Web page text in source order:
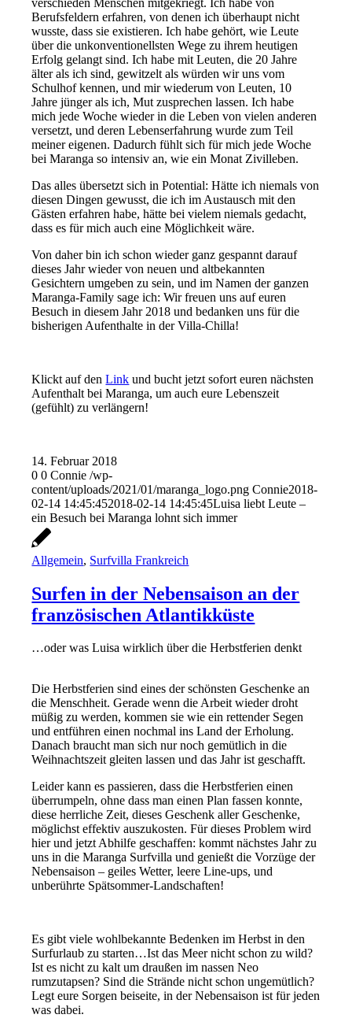
Berufsfeldern erfahren, von denen ich überhaupt nicht
wusste, dass sie existieren. Ich habe gehört, wie Leute
über die unkonventionellsten Wege zu ihrem heutigen
Erfolg gelangt sind. Ich habe mit Leuten, die 20 Jahre
älter als ich sind, gewitzelt als würden wir uns vom
Schulhof kennen, und mir wiederum von Leuten, 10
Jahre jünger als ich, Mut zusprechen lassen. Ich habe
mich jede Woche wieder in die Leben von vielen anderen
versetzt, und deren Lebenserfahrung wurde zum Teil
meiner eigenen. Dadurch fühlt sich für mich jede Woche
bei Maranga so intensiv an, wie ein Monat Zivilleben.
Das alles übersetzt sich in Potential: Hätte ich niemals von
diesen Dingen gewusst, die ich im Austausch mit den
Gästen erfahren habe, hätte bei vielem niemals gedacht,
dass es für mich auch eine Möglichkeit wäre.
Von daher bin ich schon wieder ganz gespannt darauf
dieses Jahr wieder von neuen und altbekannten
Gesichtern umgeben zu sein, und im Namen der ganzen
Maranga-Family sage ich: Wir freuen uns auf euren
Besuch in diesem Jahr 2018 und bedanken uns für die
bisherigen Aufenthalte in der Villa-Chilla!
Klickt auf denLink und bucht jetzt sofort euren nächsten
Aufenthalt bei Maranga, um auch eure Lebenszeit
(gefühlt) zu verlängern!
14. Februar 2018
0 0 Connie /wp-
content/uploads/2021/01/maranga_logo.png Connie2018-
02-14 14:45:452018-02-14 14:45:45Luisa liebt Leute –
ein Besuch bei Maranga lohnt sich immer
Allgemein, Surfvilla Frankreich
Surfen in der Nebensaison an der
französischen Atlantikküste
…oder was Luisa wirklich über die Herbstferien denkt
Die Herbstferien sind eines der schönsten Geschenke an
die Menschheit. Gerade wenn die Arbeit wieder droht
müßig zu werden, kommen sie wie ein rettender Segen
und entführen einen nochmal ins Land der Erholung.
Danach braucht man sich nur noch gemütlich in die
Weihnachtszeit gleiten lassen und das Jahr ist geschafft.
Leider kann es passieren, dass die Herbstferien einen
überrumpeln, ohne dass man einen Plan fassen konnte,
diese herrliche Zeit, dieses Geschenk aller Geschenke,
möglichst effektiv auszukosten. Für dieses Problem wird
hier und jetzt Abhilfe geschaffen: kommt nächstes Jahr zu
uns in die Maranga Surfvilla und genießt die Vorzüge der
Nebensaison – geiles Wetter, leere Line-ups, und
unberührte Spätsommer-Landschaften!
Es gibt viele wohlbekannte Bedenken im Herbst in den
Surfurlaub zu starten…Ist das Meer nicht schon zu wild?
Ist es nicht zu kalt um draußen im nassen Neo
rumzutapsen? Sind die Strände nicht schon ungemütlich?
Legt eure Sorgen beiseite, in der Nebensaison ist für jeden
was dabei.